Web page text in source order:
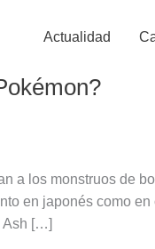
Actualidad
a los monstruos de
en japonés como
Ash […]